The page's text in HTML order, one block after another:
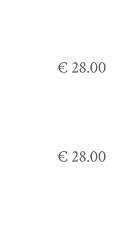
€ 28.00
€ 28.00